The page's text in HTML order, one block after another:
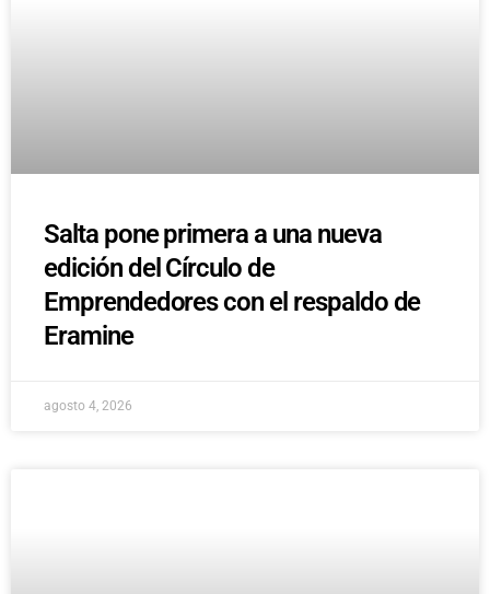
Salta pone primera a una nueva
edición del Círculo de
Emprendedores con el respaldo de
Eramine
agosto 4, 2026